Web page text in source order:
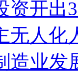
资开出
无人化
造业发